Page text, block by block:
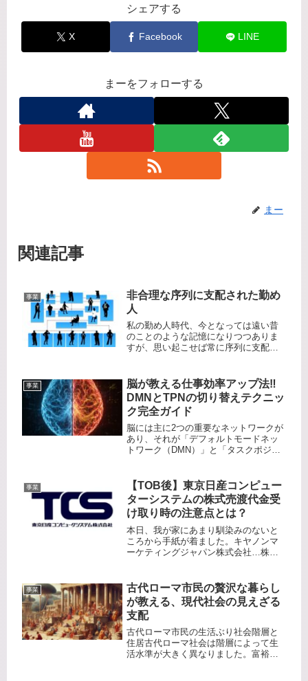
シェアする
X Facebook LINE
まーをフォローする
まー
関連記事
事業
非合理な序列に支配された勤め
人
私の勤め人時代、今となっては遠い昔
のことのような記憶になりつつありま
すが、思い起こせば常に序列に支配さ
ことで結果が変わることに対して 常に
不合理を感じていました。例えば、
部...
事業
脳が教える仕事効率アップ法‼️
DMNとTPNの切り替えテクニッ
ク完全ガイド
脳には主に2つの重要なネットワークが
あり、それが「デフォルトモードネッ
トワーク（DMN）」と「タスクポジテ
じて交互に働き、効率的な脳の機能を
支えています。デフォルトモード...
事業
【TOB後】東京日産コンピュー
ターシステムの株式売渡代金受
け取り時の注意点とは？
本日、我が家にあまり馴染みのないと
ころから手紙が着ました。キヤノンマ
ーケティングジャパン株式会社…株式
株への投資は、セクター別でポートフ
ォリオを組むために単元未満株式...
事業
古代ローマ市民の贅沢な暮らし
が教える、現代社会の見えざる
支配
古代ローマ市民の生活ぶり社会階層と
住居古代ローマ社会は階層によって生
活水準が大きく異なりました。富裕層